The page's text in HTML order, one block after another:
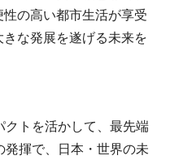
の高い都市生活が享受
な発展を遂げる未来を
クトを活かして、最先端
揮で、日本・世界の未